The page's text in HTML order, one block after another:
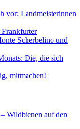
vor: Landmeisterinnen
Frankfurter
Scherbelino und
Die, die sich
mitmachen!
Wildbienen auf den